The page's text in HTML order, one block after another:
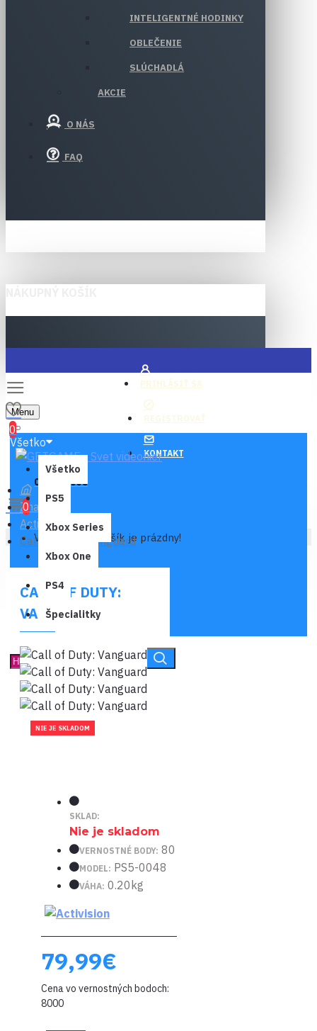
INTELIGENTNÉ HODINKY
OBLEČENIE
SLÚCHADLÁ
AKCIE
O NÁS
FAQ
PRIHLÁSIŤ SA
REGISTROVAŤ
KONTAKT
Menu
0
0 ks - 0,00€
0
Váš nákupný košík je prázdny!
Všetko
Všetko
PS5
Xbox Series
Xbox One
PS4
Špecialitky
Značka
Activision
Call of Duty: Vanguard
CALL OF DUTY:
VANGUARD
NIE JE SKLADOM
SKLAD:
Nie je skladom
VERNOSTNÉ BODY: 80
MODEL: PS5-0048
VÁHA: 0.20kg
79,99€
Cena vo vernostných bodoch:
8000